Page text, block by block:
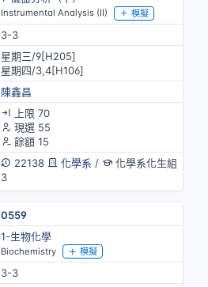
Instrumental Analysis (II) 模擬
3-3
星期三/9[H205]
星期四/3,4[H106]
陳鑫昌
上限 70
現選 55
餘額 15
22138
化學系 /
化學系化生組
3
0559
1-生物化學
Biochemistry 模擬
3-3